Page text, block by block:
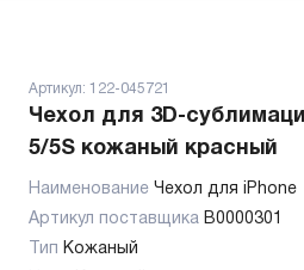
Артикул: 122-045721
Чехол для 3D-
5/5S кожаный красный
Наименование Чехол для iPhone
Артикул поставщика В0000301
Тип Кожаный